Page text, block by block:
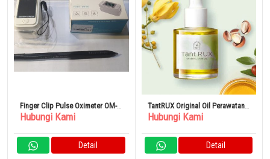
Finger Clip Pulse Oximeter OM-
98
Hubungi Kami
Detail
TantRUX Original Oil Perawatan
Kulit Terbaik
Hubungi Kami
Detail